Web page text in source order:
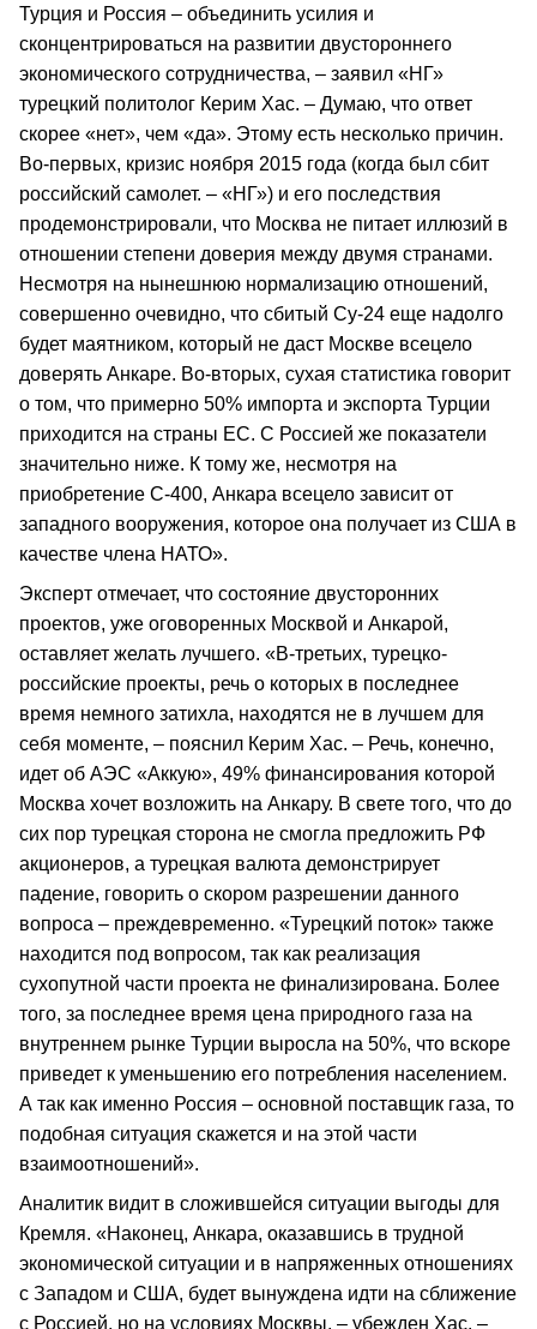
Турция и Россия – объединить усилия и
сконцентрироваться на развитии двустороннего
экономического сотрудничества, – заявил «НГ»
турецкий политолог Керим Хас. – Думаю, что ответ
скорее «нет», чем «да». Этому есть несколько причин.
Во-первых, кризис ноября 2015 года (когда был сбит
российский самолет. – «НГ») и его последствия
продемонстрировали, что Москва не питает иллюзий в
отношении степени доверия между двумя странами.
Несмотря на нынешнюю нормализацию отношений,
совершенно очевидно, что сбитый Су-24 еще надолго
будет маятником, который не даст Москве всецело
доверять Анкаре. Во-вторых, сухая статистика говорит
о том, что примерно 50% импорта и экспорта Турции
приходится на страны ЕС. С Россией же показатели
значительно ниже. К тому же, несмотря на
приобретение С-400, Анкара всецело зависит от
западного вооружения, которое она получает из США в
качестве члена НАТО».
Эксперт отмечает, что состояние двусторонних
проектов, уже оговоренных Москвой и Анкарой,
оставляет желать лучшего. «В-третьих, турецко-
российские проекты, речь о которых в последнее
время немного затихла, находятся не в лучшем для
себя моменте, – пояснил Керим Хас. – Речь, конечно,
идет об АЭС «Аккую», 49% финансирования которой
Москва хочет возложить на Анкару. В свете того, что до
сих пор турецкая сторона не смогла предложить РФ
акционеров, а турецкая валюта демонстрирует
падение, говорить о скором разрешении данного
вопроса – преждевременно. «Турецкий поток» также
находится под вопросом, так как реализация
сухопутной части проекта не финализирована. Более
того, за последнее время цена природного газа на
внутреннем рынке Турции выросла на 50%, что вскоре
приведет к уменьшению его потребления населением.
А так как именно Россия – основной поставщик газа, то
подобная ситуация скажется и на этой части
взаимоотношений».
Аналитик видит в сложившейся ситуации выгоды для
Кремля. «Наконец, Анкара, оказавшись в трудной
экономической ситуации и в напряженных отношениях
с Западом и США, будет вынуждена идти на сближение
с Россией, но на условиях Москвы, – убежден Хас. –